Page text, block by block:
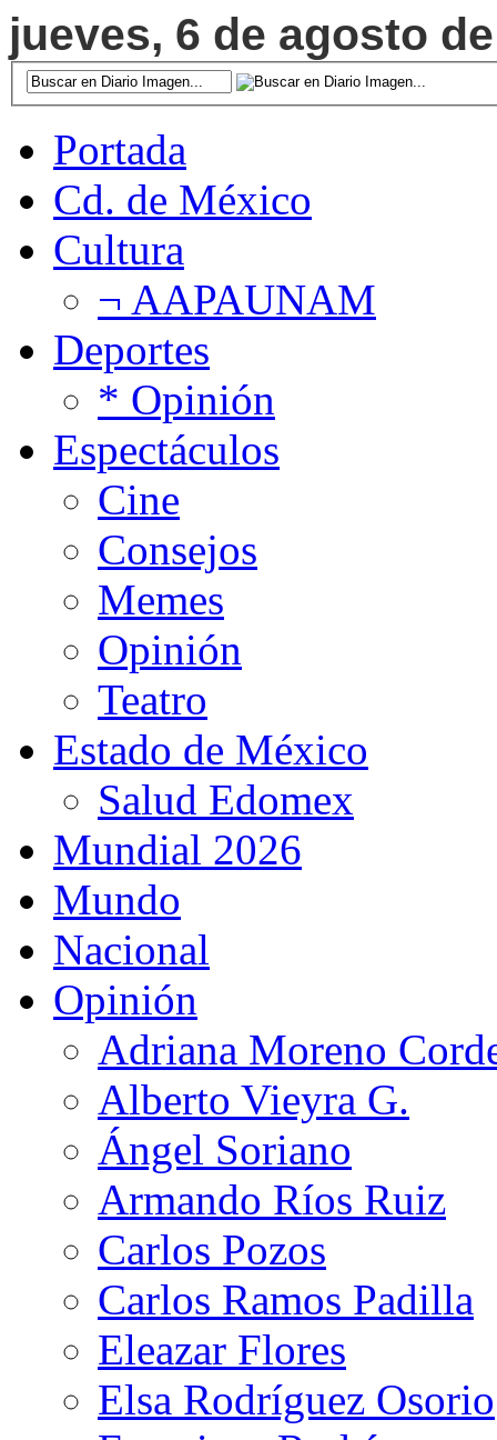
jueves, 6 de agosto
Portada
Cd. de México
Cultura
¬ AAPAUNAM
Deportes
* Opinión
Espectáculos
Cine
Consejos
Memes
Opinión
Teatro
Estado de México
Salud Edomex
Mundial 2026
Mundo
Nacional
Opinión
Adriana Moreno
Alberto Vieyra G.
Ángel Soriano
Armando Ríos Ruiz
Carlos Pozos
Carlos Ramos Padilla
Eleazar Flores
Elsa Rodríguez Osorio